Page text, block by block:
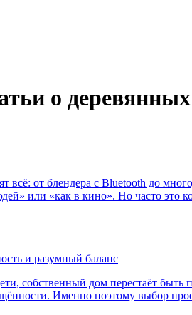
о
от блендера с Bluetooth до
или «как в кино». Но часто
и разумный баланс
собственный дом перестаёт
Именно поэтому выбор